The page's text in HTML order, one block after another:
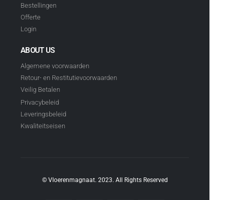
Bestellingen
Offerte
Login
ABOUT US
Algemene voorwaarden
Retour- en Restitutievoorwaarden
Veilig Betalen
Privacybeleid
Leveringsbeleid
Kwaliteitseisen
© Vloerenmagnaat. 2023. All Rights Reserved